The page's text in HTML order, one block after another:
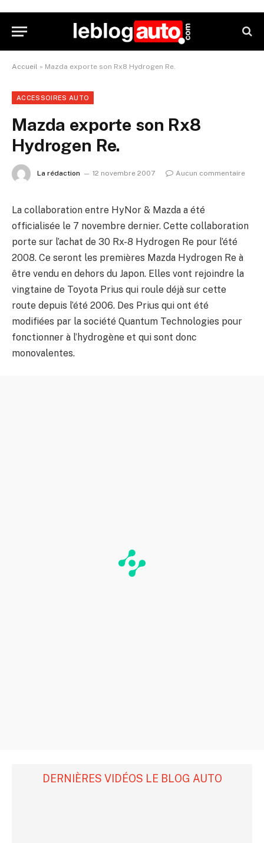
Accueil » Mazda exporte son Rx8 Hydrogen Re.
ACCESSOIRES AUTO
Mazda exporte son Rx8
Hydrogen Re.
La rédaction 12 novembre 2007 Aucun commentaire
La collaboration entre HyNor & Mazda a été
officialisée le 7 novembre dernier. Cette collaboration
porte sur l’achat de 30 Rx-8 Hydrogen Re pour l’été
2008. Ce seront les premières Mazda Hydrogen Re à
être vendu en dehors du Japon. Elles vont rejoindre la
vingtaine de Toyota Prius qui roule déjà sur cette
route depuis l’été 2006. Des Prius qui ont été
modifiées par la société Quantum Technologies pour
fonctionner à l’hydrogène et qui sont donc
monovalentes.
DERNIÈRES VIDÉOS LE BLOG AUTO